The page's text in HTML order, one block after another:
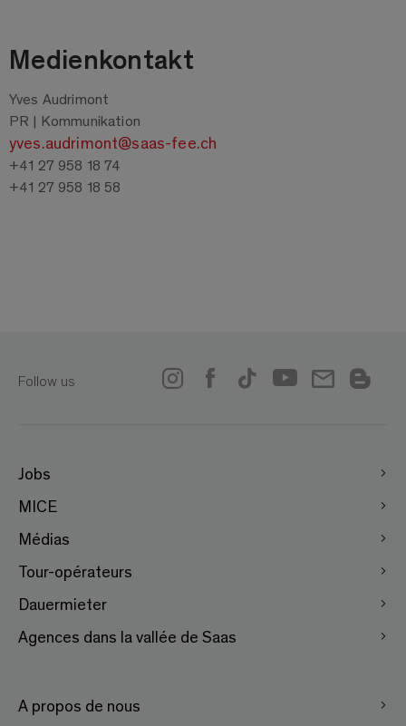
Medienkontakt
Yves Audrimont
PR | Kommunikation
yves.audrimont@saas-fee.ch
+41 27 958 18 74
+41 27 958 18 58
Follow us
Jobs
MICE
Médias
Tour-opérateurs
Dauermieter
Agences dans la vallée de Saas
A propos de nous